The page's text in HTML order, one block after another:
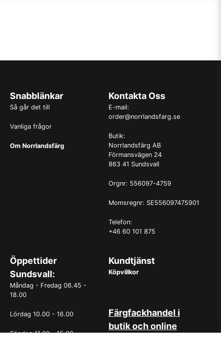
Snabblänkar
Så går det till
Vanliga frågor
Om Norrlandsfärg
Kontakta Oss
E-mail:
order@norrlandsfarg.se
Butik:
Norrlandsfärg AB
Förmansvägen 24
863 41 Sundsvall
Orgnr: 556097-4759
Momsregnr: SE556097475901
Telefon:
+46 60 101 875
Öppettider
Sundsvall:
Måndag - Fredag 06.45 -
18.00
Lördag 10.00 - 16.00
Söndag 11.00 - 15.00
Kundtjänst
Köpvillkor
Färgfackhandel i
butik och online